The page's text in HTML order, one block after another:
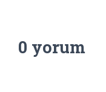
0 yorum